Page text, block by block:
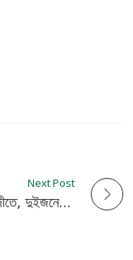
এদেশের জনগণ খালেদা জিয়াকে সর্বোচ্চ সম্মান করেছে-এ্যাড. অপু
Next Post
শৈলকুপায় নিয়ন্ত্রণ হারিয়ে ট্রাক নদীতে, দুইজনের মরদেহ উদ্ধার